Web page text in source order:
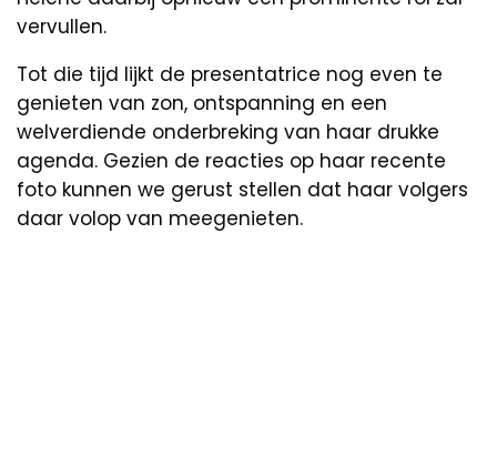
vervullen.
Tot die tijd lijkt de presentatrice nog even te
genieten van zon, ontspanning en een
welverdiende onderbreking van haar drukke
agenda. Gezien de reacties op haar recente
foto kunnen we gerust stellen dat haar volgers
daar volop van meegenieten.